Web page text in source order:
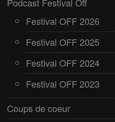
Podcast Festival Off
Festival OFF 2026
Festival OFF 2025
Festival OFF 2024
Festival OFF 2023
Coups de coeur